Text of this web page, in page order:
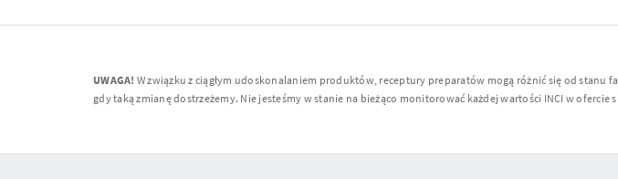
UWAGA! W związku z ciągłym udoskonalaniem produktów, receptury preparatów mogą różnić się od
gdy taką zmianę dostrzeżemy. Nie jesteśmy w stanie na bieżąco monitorować każdej wartości INCI w